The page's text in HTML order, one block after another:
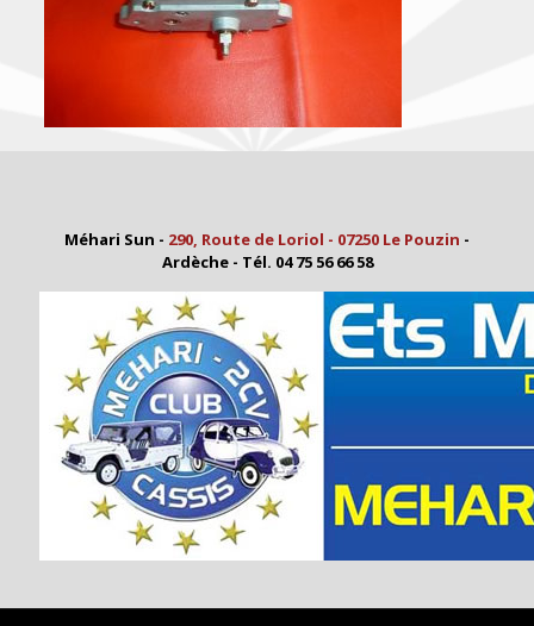
Méhari Sun - 290, Route de Loriol - 07250 Le Pouzin -
Ardèche - Tél. 04 75 56 66 58